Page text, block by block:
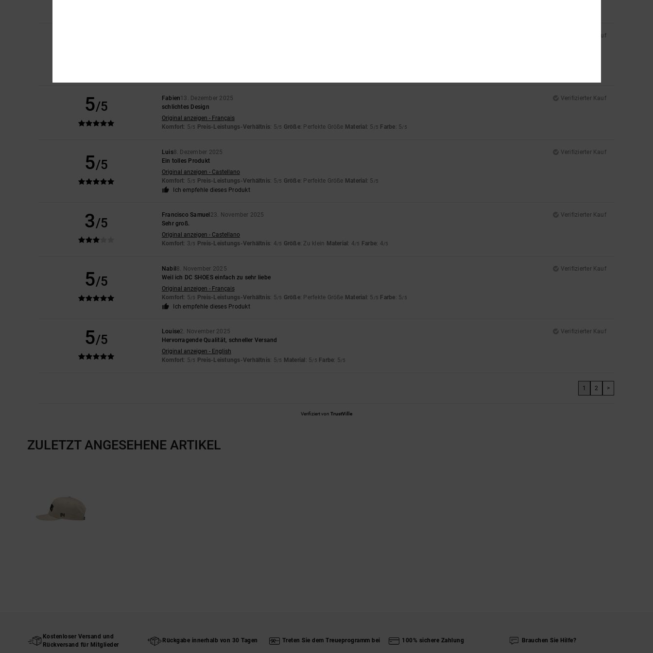
Verifizierter Kauf
5/5
Fabien13. Dezember 2025
Verifizierter Kauf
schlichtes Design
Original anzeigen - Français
Komfort: 5/5 Preis-Leistungs-Verhältnis: 5/5 Größe: Perfekte Größe Material : 5 /5 Farbe: 5/5
5/5
Luis8. Dezember 2025
Verifizierter Kauf
Ein tolles Produkt
Original anzeigen - Castellano
Komfort: 5/5 Preis-Leistungs-Verhältnis: 5/5 Größe: Perfekte Größe Material : 5 /5
Ich empfehle dieses Produkt
3/5
Francisco Samuel 23. November 2025
Verifizierter Kauf
Sehr groß.
Original anzeigen - Castellano
Komfort: 3/5 Preis-Leistungs-Verhältnis: 4/5 Größe: Zu klein Material : 4/5 Farbe: 4/5
5/5
Nabil 8. November 2025
Verifizierter Kauf
Weil ich DC SHOES einfach zu sehr liebe
Original anzeigen - Français
Komfort: 5/5 Preis-Leistungs-Verhältnis: 5/5 Größe: Perfekte Größe Material : 5 /5 Farbe: 5/5
Ich empfehle dieses Produkt
5/5
Louise2. November 2025
Verifizierter Kauf
Hervorragende Qualität, schneller Versand
Original anzeigen - English
Komfort: 5/5 Preis-Leistungs-Verhältnis: 5/5 Material : 5/5 Farbe: 5/5
1 2 >
Verifiziert von TrustVille
ZULETZT ANGESEHENE ARTIKEL
Kostenloser Versand und
Rückversand für Mitglieder
Rückgabe innerhalb von 30 Tagen Treten Sie dem Treueprogramm bei 100% sichere Zahlung Brauchen Sie Hilfe?